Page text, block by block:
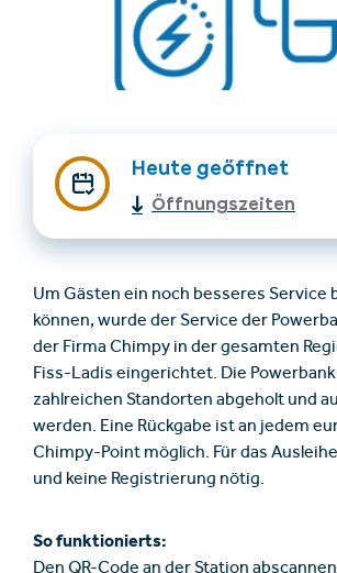
Unterkünfte finden
Ticket-
Deutsch
+43/5476/6239
info@serfaus-fiss-ladis.at
Heute geöffnet
Öffnungszeiten
Um Gästen ein noch besseres Service
können, wurde der Service der
der Firma Chimpy in der gesamten
Fiss-Ladis eingerichtet. Die
zahlreichen Standorten abgeholt und
werden. Eine Rückgabe ist an jedem
Chimpy-Point möglich. Für das
und keine Registrierung nötig.
So funktionierts: